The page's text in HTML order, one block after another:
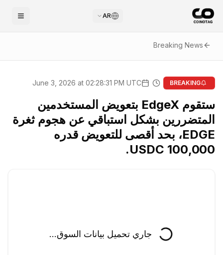
AR
Breaking News
BREAKING
June 3, 2026 at 02:28:31 PM UTC
ستقوم EdgeX بتعويض المستخدمين
المتضررين بشكل استباقي عن هجوم ثغرة
EDGE، بحد أقصى للتعويض قدره
100,000 USDC.
جاري تحميل بيانات السوق...